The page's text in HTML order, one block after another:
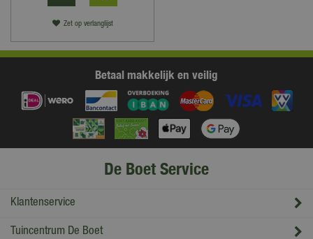
Zet op verlanglijst
Betaal makkelijk en veilig
De Boet Service
Klantenservice
Tuincentrum De Boet